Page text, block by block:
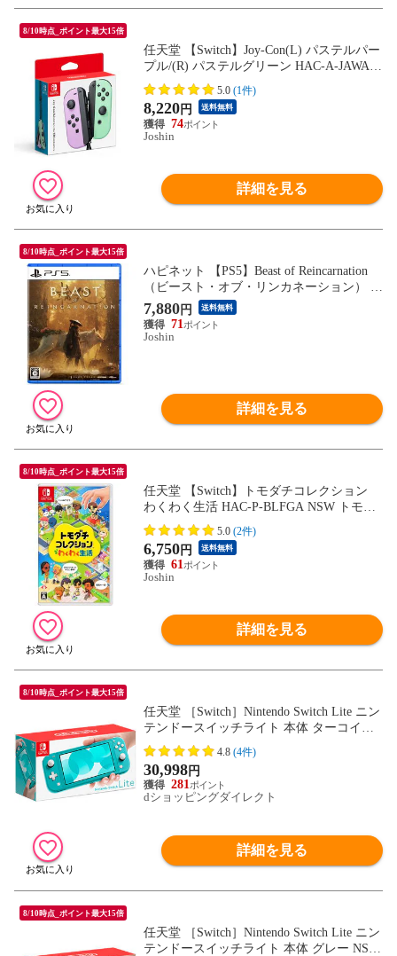
8/10時点_ポイント最大15倍
任天堂 【Switch】Joy-Con(L) パステルパー
プル/(R) パステルグリーン HAC-A-JAWAF
NSW ジョイコン Pパ-プル＆Pグリ-ン 【返
品種別B】
5.0 (1件)
8,220円 送料無料
74
Joshin
詳細を見る
8/10時点_ポイント最大15倍
ハピネット 【PS5】Beast of Reincarnation
（ビースト・オブ・リンカネーション） E
LJM-30984 PS5 ビ-スト オブ リンカネ-ショ
ン 【返品種別B】
7,880円 送料無料
71
Joshin
詳細を見る
8/10時点_ポイント最大15倍
任天堂 【Switch】トモダチコレクション
わくわく生活 HAC-P-BLFGA NSW トモダ
チコレクション ワクワクセイカツ 【返品
種別B】
5.0 (2件)
6,750円 送料無料
61
Joshin
詳細を見る
8/10時点_ポイント最大15倍
任天堂 ［Switch］Nintendo Switch Lite ニン
テンドースイッチライト 本体 ターコイズ
NSW ホンタイ 【送料550円対象品】 HDH-
S-BAZAA
4.8 (4件)
30,998円
281
dショッピングダイレクト
詳細を見る
8/10時点_ポイント最大15倍
任天堂 ［Switch］Nintendo Switch Lite ニン
テンドースイッチライト 本体 グレー NSW